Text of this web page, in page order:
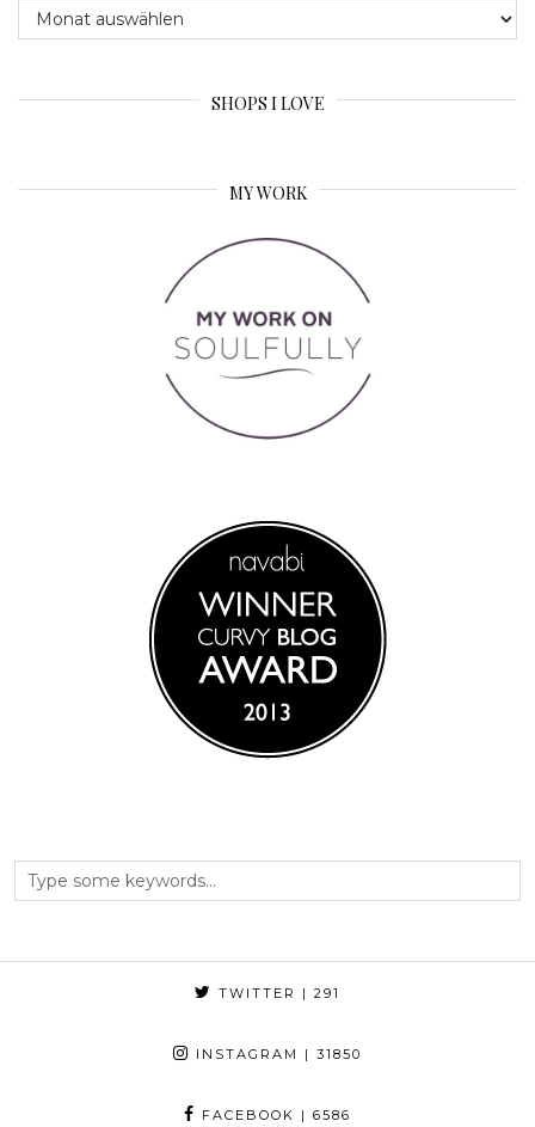
Archive
SHOPS I LOVE
MY WORK
TWITTER | 291
INSTAGRAM | 31850
FACEBOOK | 6586